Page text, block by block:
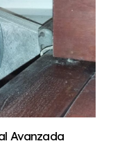
Avanzada